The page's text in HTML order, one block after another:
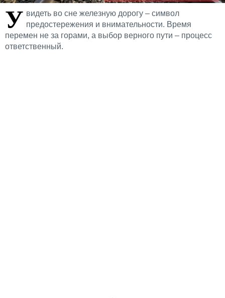
У видеть во сне железную дорогу – символ
предостережения и внимательности. Время
перемен не за горами, а выбор верного пути – процесс
ответственный.